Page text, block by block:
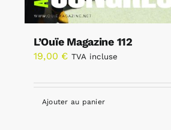
L’Ouïe Magazine 112
19,00 € TVA incluse
Ajouter au panier